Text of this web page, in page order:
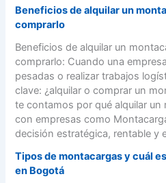
u
e
r
d
e
M
o
n
t
l
r
i
o
s
s
e
q
u
i
s
i
t
o
s
e
g
Beneficios de alquilar un
comprarlo
Beneficios de alquilar un
comprarlo: Cuando una
pesadas o realizar trabajos
clave: ¿alquilar o comprar un
te contamos por qué alquilar
con empresas como
decisión estratégica, rentable y
Tipos de montacargas y cuál
en Bogotá